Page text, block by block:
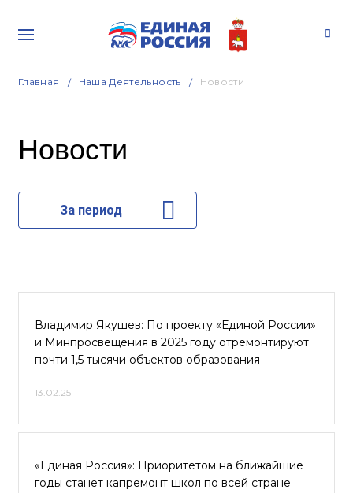
Главная Наша Деятельность Новости
Новости
За период
Владимир Якушев: По проекту «Единой России»
и Минпросвещения в 2025 году отремонтируют
почти 1,5 тысячи объектов образования
13.02.25
«Единая Россия»: Приоритетом на ближайшие
годы станет капремонт школ по всей стране